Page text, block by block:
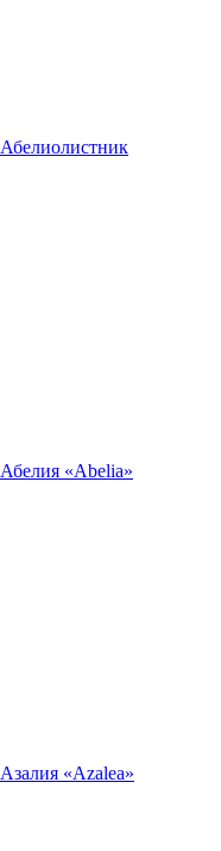
Абелиолистник
Абелия «Abelia»
Азалия «Azalea»